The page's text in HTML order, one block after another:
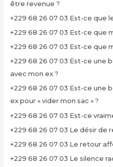
être revenue ?
+229 68 26 07 03 Est-ce que
+229 68 26 07 03 Est-ce que
+229 68 26 07 03 Est-ce que
+229 68 26 07 03 Est-ce une
avec mon ex ?
+229 68 26 07 03 Est-ce une
ex pour « vider mon sac » ?
+229 68 26 07 03 Est-ce
+229 68 26 07 03 Le désir de
+229 68 26 07 03 Le retour
+229 68 26 07 03 Le silence